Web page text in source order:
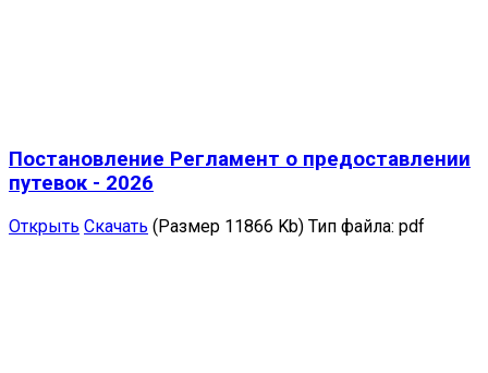
Постановление Регламент о предоставлении
путевок - 2026
Открыть Скачать (Размер 11866 Kb) Тип файла: pdf